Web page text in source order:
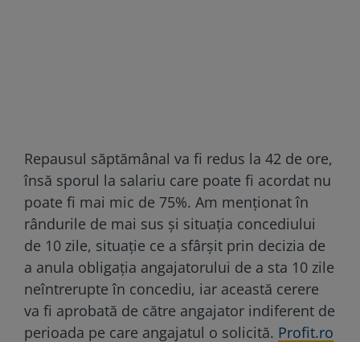
Repausul săptămânal va fi redus la 42 de ore,
însă sporul la salariu care poate fi acordat nu
poate fi mai mic de 75%. Am menționat în
rândurile de mai sus și situația concediului
de 10 zile, situație ce a sfârșit prin decizia de
a anula obligația angajatorului de a sta 10 zile
neîntrerupte în concediu, iar această cerere
va fi aprobată de către angajator indiferent de
perioada pe care angajatul o solicită. Profit.ro